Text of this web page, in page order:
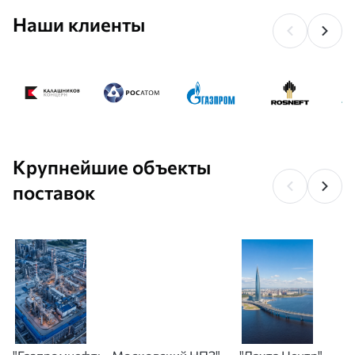
Наши клиенты
Крупнейшие объекты
поставок